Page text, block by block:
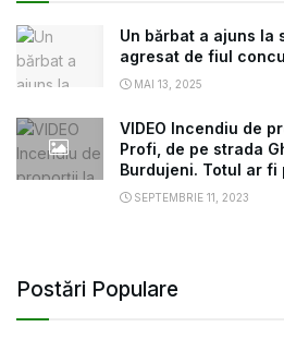
Un bărbat a ajuns la
agresat de fiul
MAI 13, 2025
VIDEO Incendiu de
Profi, de pe strada
Burdujeni. Totul ar fi
SEPTEMBRIE 11, 2023
Postări Populare